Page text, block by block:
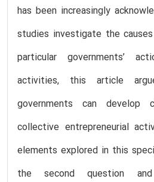
has been increasingly
studies investigate the
particular governments’
activities, this article
governments can
collective entrepreneurial
elements explored in this
the second question